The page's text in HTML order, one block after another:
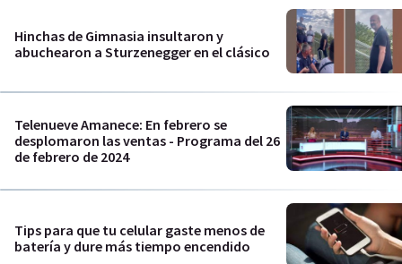
Hinchas de Gimnasia insultaron y
abuchearon a Sturzenegger en el clásico
Telenueve Amanece: En febrero se
desplomaron las ventas - Programa del 26
de febrero de 2024
Tips para que tu celular gaste menos de
batería y dure más tiempo encendido